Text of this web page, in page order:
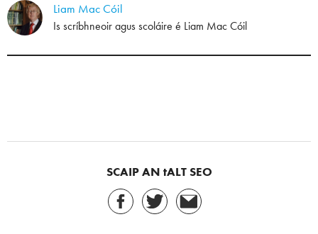
Liam Mac Cóil
Is scríbhneoir agus scoláire é Liam Mac Cóil
SCAIP AN tALT SEO